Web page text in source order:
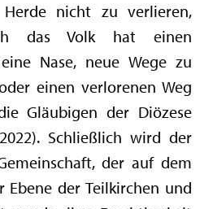
nicht zu verlieren,
das Volk hat einen
eine Nase, neue Wege zu
einen verlorenen Weg
Gläubigen der Diözese
Schließlich wird der
der auf dem
Ebene der Teilkirchen und